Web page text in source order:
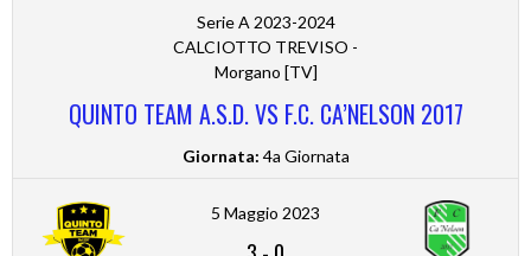
Serie A 2023-2024
CALCIOTTO TREVISO -
Morgano [TV]
QUINTO TEAM A.S.D. VS F.C. CA’NELSON 2017
Giornata: 4a Giornata
5 Maggio 2023